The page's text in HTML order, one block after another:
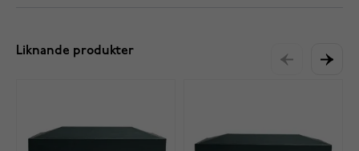
Liknande produkter